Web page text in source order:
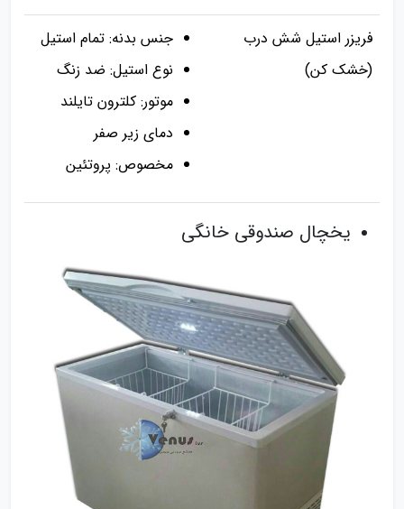
فریزر استیل شش درب
(خشک کن)
جنس بدنه: تمام استیل
نوع استیل: ضد زنگ
موتور: کلترون تایلند
دمای زیر صفر
مخصوص: پروتئین
یخچال صندوقی خانگی